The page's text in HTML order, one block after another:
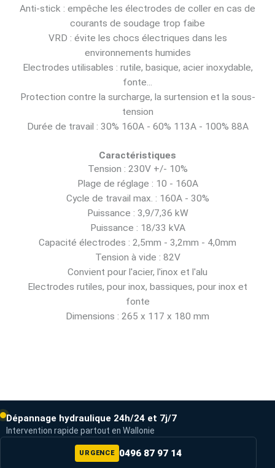
Anti-stick : empêche les électrodes de coller en cas de
courants de soudage trop faibe
VRD : évite les chocs électriques dans les
environnements humides
Electrodes utilisables : rutile, basique, acier inoxydable,
fonte...
Protection contre la surcharge, la surtension et la sous-
tension
Durée de travail : 30% 160A - 60% 113A - 100% 88A
Caractéristiques
Tension : 230V +/- 10%
Plage de réglage : 10 - 160A
Cycle de travail max. : 160A - 30%
Puissance : 3,9/7,36 kW
Puissance : 18/33 kVA
Capacité électrodes : 2,5mm - 3,2mm - 4,0mm
Tension à vide : 82V
Convient pour l'acier, l'inox et l'alu
Electrodes rutiles, pour inox, bassiques, pour inox et
fonte
Dimensions : 265 x 117 x 180 mm
Dépannage hydraulique 24h/24 et 7j/7
Intervention rapide partout en Wallonie
URGENCE 0496 87 97 14